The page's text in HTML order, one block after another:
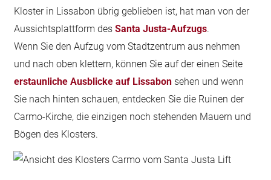
Kloster in Lissabon übrig geblieben ist, hat man von der
Aussichtsplattform desSanta Justa-Aufzugs.
Wenn Sie den Aufzug vom Stadtzentrum aus nehmen
und nach oben klettern, können Sie auf der einen Seite
erstaunliche Ausblicke auf Lissabon sehen und wenn
Sie nach hinten schauen, entdecken Sie die Ruinen der
Carmo-Kirche, die einzigen noch stehenden Mauern und
Bögen des Klosters.